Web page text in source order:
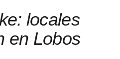
locales
en Lobos